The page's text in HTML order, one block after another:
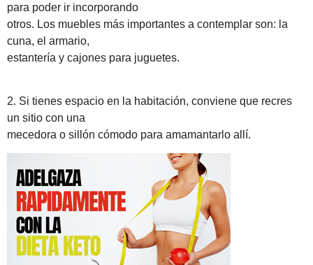
para poder ir incorporando
otros. Los muebles más importantes a contemplar son: la
cuna, el armario,
estantería y cajones para juguetes.
2. Si tienes espacio en la habitación, conviene que recres
un sitio con una
mecedora o sillón cómodo para amamantarlo allí.